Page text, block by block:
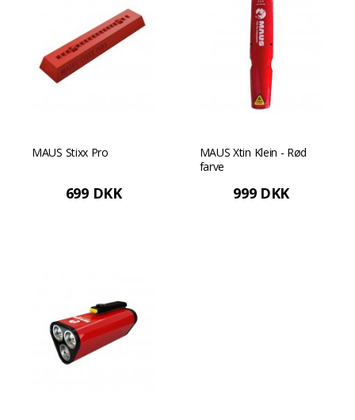
MAUS Stixx Pro
699 DKK
MAUS Xtin Klein - Rød
farve
999 DKK